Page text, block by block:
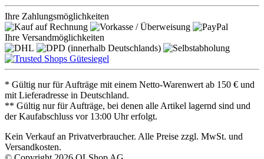
Ihre Zahlungsmöglichkeiten
Ihre Versandmöglichkeiten
* Gültig nur für Aufträge mit einem Netto-Warenwert ab 150 € und
mit Lieferadresse in Deutschland.
** Gültig nur für Aufträge, bei denen alle Artikel lagernd sind und
der Kaufabschluss vor 13:00 Uhr erfolgt.
Kein Verkauf an Privatverbraucher. Alle Preise zzgl. MwSt. und
Versandkosten.